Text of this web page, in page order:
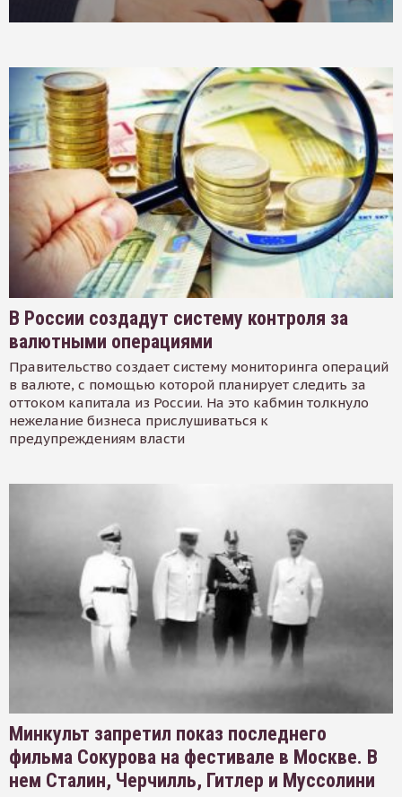
В России создадут систему контроля за
валютными операциями
Правительство создает систему мониторинга операций
в валюте, с помощью которой планирует следить за
оттоком капитала из России. На это кабмин толкнуло
нежелание бизнеса прислушиваться к
предупреждениям власти
Минкульт запретил показ последнего
фильма Сокурова на фестивале в Москве. В
нем Сталин, Черчилль, Гитлер и Муссолини